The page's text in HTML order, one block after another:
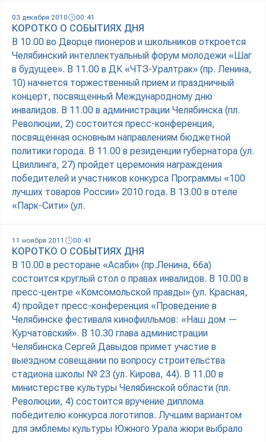
03 декабря 2010 00:41
КОРОТКО О СОБЫТИЯХ ДНЯ
В 10.00 во Дворце пионеров и школьников откроется
Челябинский интеллектуальный форум молодежи «Шаг
в будущее». В 11.00 в ДК «ЧТЗ-Уралтрак» (пр. Ленина,
10) начнется торжественный прием и праздничный
концерт, посвященный Международному дню
инвалидов. В 11.00 в администрации Челябинска (пл.
Революции, 2) состоится пресс-конференция,
посвященная основным направлениям бюджетной
политики города. В 11.00 в резиденции губернатора (ул.
Цвиллинга, 27) пройдет церемония награждения
победителей и участников конкурса Программы «100
лучших товаров России» 2010 года. В 13.00 в отеле
«Парк-Сити» (ул.
11 ноября 2011 00:41
КОРОТКО О СОБЫТИЯХ ДНЯ
В 10.00 в ресторане «Асаби» (пр.Ленина, 66а)
состоится круглый стол о правах инвалидов. В 10.00 в
пресс-центре «Комсомольской правды» (ул. Красная,
4) пройдет пресс-конференция «Проведение в
Челябинске фестиваля кинофилльмов: «Наш дом —
Курчатовский». В 10.30 глава администрации
Челябинска Сергей Давыдов примет участие в
выездном совещании по вопросу строительства
стадиона школы № 23 (ул. Кирова, 44). В 11.00 в
министерстве культуры Челябинской области (пл.
Революции, 4) состоится вручение диплома
победителю конкурса логотипов. Лучшим вариантом
для эмблемы культуры Южного Урала жюри выбрало